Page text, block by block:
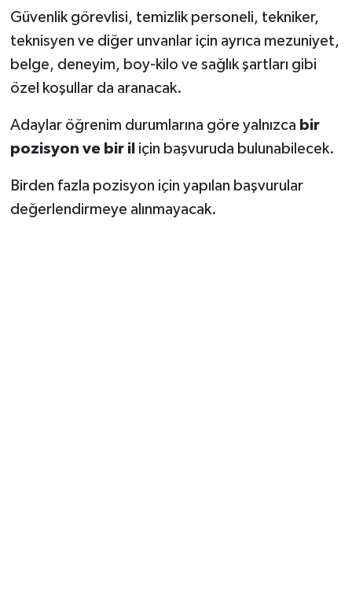
Güvenlik görevlisi, temizlik personeli, tekniker,
teknisyen ve diğer unvanlar için ayrıca mezuniyet,
belge, deneyim, boy-kilo ve sağlık şartları gibi
özel koşullar da aranacak.
Adaylar öğrenim durumlarına göre yalnızca bir
pozisyon ve bir il için başvuruda bulunabilecek.
Birden fazla pozisyon için yapılan başvurular
değerlendirmeye alınmayacak.